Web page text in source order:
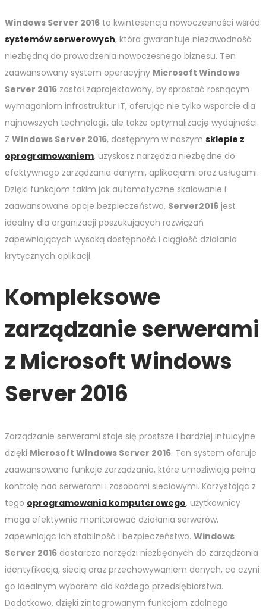
Windows Server 2016 to kwintesencja nowoczesności wśród
systemów serwerowych, która gwarantuje niezawodność
niezbędną do prowadzenia nowoczesnego biznesu. Ten
zaawansowany system operacyjny Microsoft Windows
Server 2016 został zaprojektowany, by sprostać rosnącym
wymaganiom infrastruktur IT, oferując nie tylko wsparcie dla
najnowszych technologii, ale także optymalizację wydajności.
Z Windows Server 2016, dostępnym w naszym sklepie z
oprogramowaniem, uzyskasz narzędzia niezbędne do
efektywnego zarządzania danymi, aplikacjami oraz usługami.
Dzięki funkcjom takim jak automatyczne skalowanie i
zaawansowane opcje bezpieczeństwa, Server2016 jest
idealny dla organizacji poszukujących rozwiązań
zapewniających wysoką dostępność i ciągłość działania
krytycznych aplikacji.
Kompleksowe
zarządzanie serwerami
z Microsoft Windows
Server 2016
Zarządzanie serwerami staje się prostsze i bardziej intuicyjne
dzięki Microsoft Windows Server 2016. Ten system oferuje
zaawansowane funkcje zarządzania, które umożliwiają pełną
kontrolę nad serwerami i zasobami sieciowymi. Korzystając z
tego oprogramowania komputerowego, użytkownicy
mogą efektywnie monitorować działania serwerów,
zapewniając ich stabilność i bezpieczeństwo. Windows
Server 2016 dostarcza narzędzi niezbędnych do zarządzania
identyfikacją, siecią oraz przechowywaniem danych, co czyni
go idealnym wyborem dla każdego przedsiębiorstwa.
Dodatkowo, dzięki zintegrowanym funkcjom zdalnego